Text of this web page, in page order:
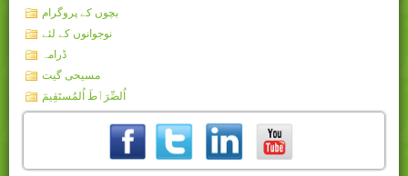
بچوں کے پروگرام
نوجوانوں کے لئے
ڈرامہ
مسیحی گیت
اُلصِّرَٲطَ اُلمُستَقِيمَ